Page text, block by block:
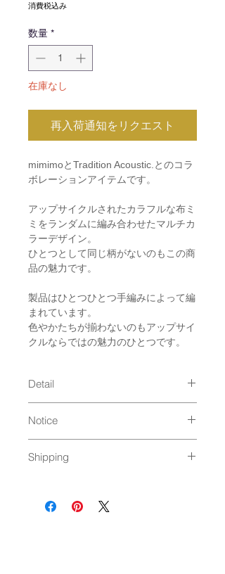
消費税込み
数量 *
在庫なし
再入荷通知をリクエスト
mimimoとTradition Acoustic.とのコラ
ボレーションアイテムです。
アップサイクルされたカラフルな布ミ
ミをランダムに編み合わせたマルチカ
ラーデザイン。
ひとつとして同じ柄がないのもこの商
品の魅力です。
製品はひとつひとつ手編みによって編
まれています。
色やかたちが揃わないのもアップサイ
クルならではの魅力のひとつです。
Detail
＊手編みのため商品ごとに1〜2cm
ほどの個体差があります。
material : コットン100％
Notice
＊タンブラーも可能ですがネームタグ
Shipping